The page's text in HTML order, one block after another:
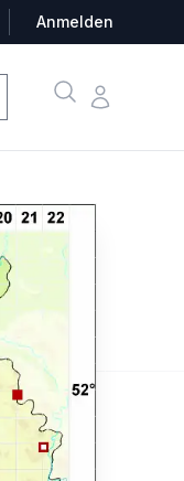
Anmelden
SucheKonto